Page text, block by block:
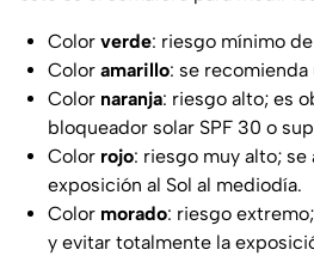
Color verde: riesgo mínimo
Color amarillo: se
Color naranja: riesgo alto; es
bloqueador solar SPF 30 o
Color rojo: riesgo muy alto; se
exposición al Sol al mediodía.
Color morado: riesgo
y evitar totalmente la